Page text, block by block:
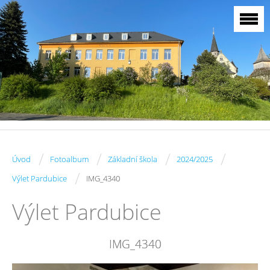
Úvod / Fotoalbum / Základní škola / 2024/2025 /
Výlet Pardubice / IMG_4340
Výlet Pardubice
IMG_4340